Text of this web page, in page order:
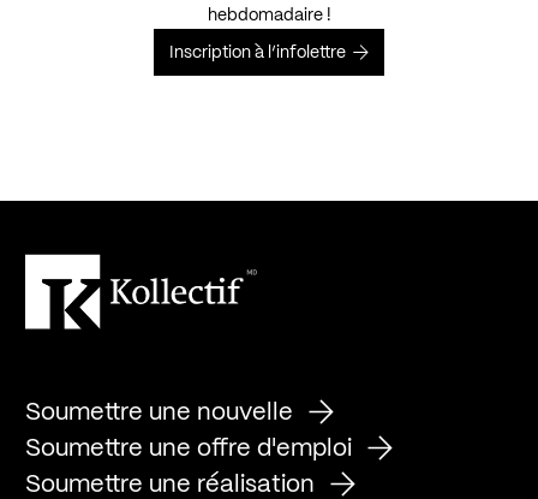
hebdomadaire !
Inscription à l’infolettre
Soumettre une nouvelle
Soumettre une offre d'emploi
Soumettre une réalisation